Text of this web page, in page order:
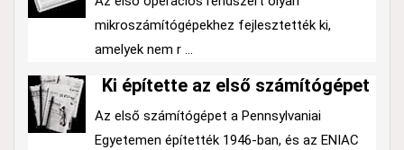
mikroszámítógépekhez fejlesztették ki,
amelyek nem r ...
Ki építette az első számítógépet
Az első számítógépet a Pennsylvaniai
Egyetemen építették 1946-ban, és az ENIAC